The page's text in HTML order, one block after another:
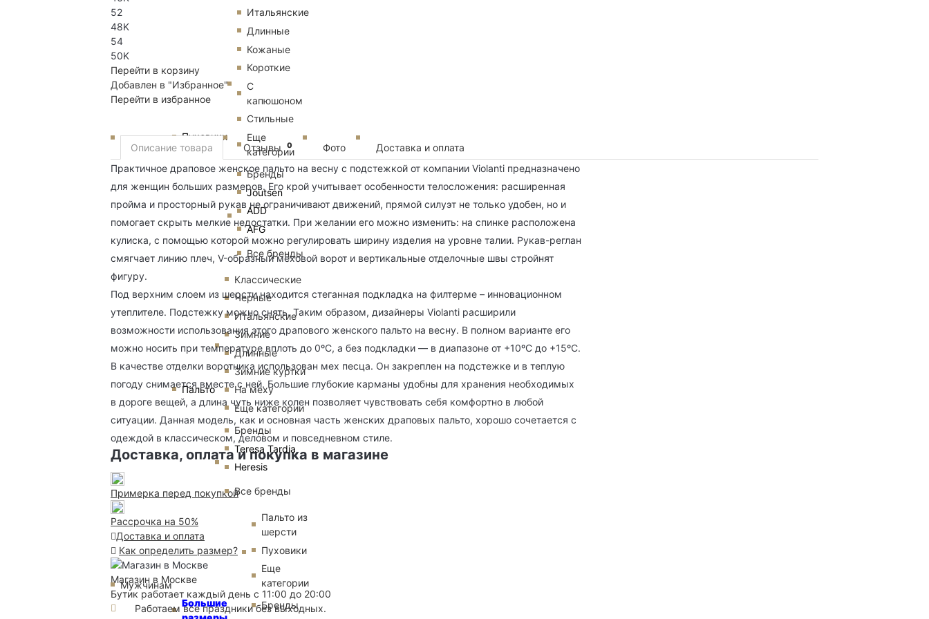
Мужчинам
Пуховики
Итальянские
Длинные
Кожаные
Короткие
С
капюшоном
Стильные
Еще
категории
Бренды
Joutsen
ADD
AFG
Все бренды
Пальто
Классические
Черные
Итальянские
Зимние
Длинные
Зимние куртки
На меху
Еще категории
Бренды
Teresa Tardia
Heresis
Все бренды
Большие
Пальто из
шерсти
Пуховики
Еще
категории
Бренды
52
48K
54
50K
Перейти в корзину
Добавлен в "Избранное"
Перейти в избранное
Описание товара Отзывы 0 Фото
Доставка и оплата
Практичное драповое женское пальто на весну с подстежкой от компании Violanti предназначено
для женщин больших размеров. Его крой учитывает особенности телосложения: расширенная
пройма и просторный рукав не ограничивают движений, прямой силуэт не только удобен, но и
помогает скрыть мелкие недостатки. При желании его можно изменить: на спинке расположена
кулиска, с помощью которой можно регулировать ширину изделия на уровне талии. Рукав-реглан
смягчает линию плеч, V-образный меховой ворот и вертикальные отделочные швы стройнят
фигуру.
Под верхним слоем из шерсти находится стеганная подкладка на филтерме – инновационном
утеплителе. Подстежку можно снять. Таким образом, дизайнеры Violanti расширили
возможности использования этого драпового женского пальто на весну. В полном варианте его
можно носить при температуре вплоть до 0ºС, а без подкладки — в диапазоне от +10ºС до +15ºС.
В качестве отделки воротника использован мех песца. Он закреплен на подстежке и в теплую
погоду снимается вместе с ней. Большие глубокие карманы удобны для хранения необходимых
в дороге вещей, а длина чуть ниже колен позволяет чувствовать себя комфортно в любой
ситуации. Данная модель, как и основная часть женских драповых пальто, хорошо сочетается с
одеждой в классическом, деловом и повседневном стиле.
Доставка, оплата и покупка в магазине
Примерка перед покупкой
Рассрочка на 50%
Доставка и оплата
Как определить размер?
Магазин в Москве
Бутик работает каждый день с 11:00 до 20:00
Работаем все праздники без выходных.